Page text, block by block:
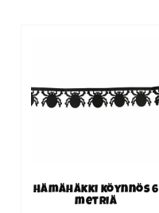
Hämähäkki köynnös 6
metriä